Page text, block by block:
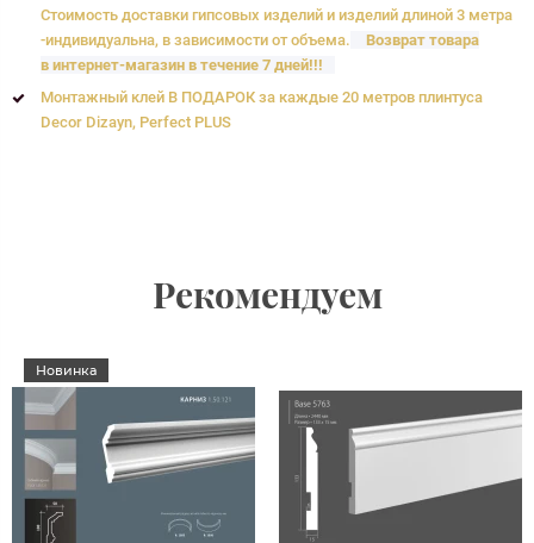
Стоимость доставки гипсовых изделий и изделий длиной 3 метра
-индивидуальна, в зависимости от объема.
Возврат товара
в интернет-магазин в течение 7 дней!!!
Монтажный клей В ПОДАРОК за каждые 20 метров плинтуса
Decor Dizayn, Perfect PLUS
Рекомендуем
Новинка